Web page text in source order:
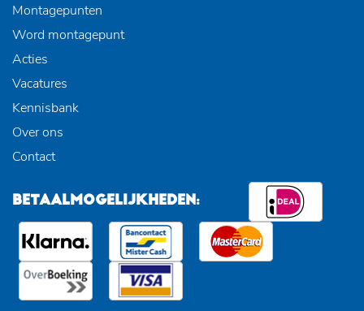
Montagepunten
Word montagepunt
Acties
Vacatures
Kennisbank
Over ons
Contact
BETAALMOGELIJKHEDEN: